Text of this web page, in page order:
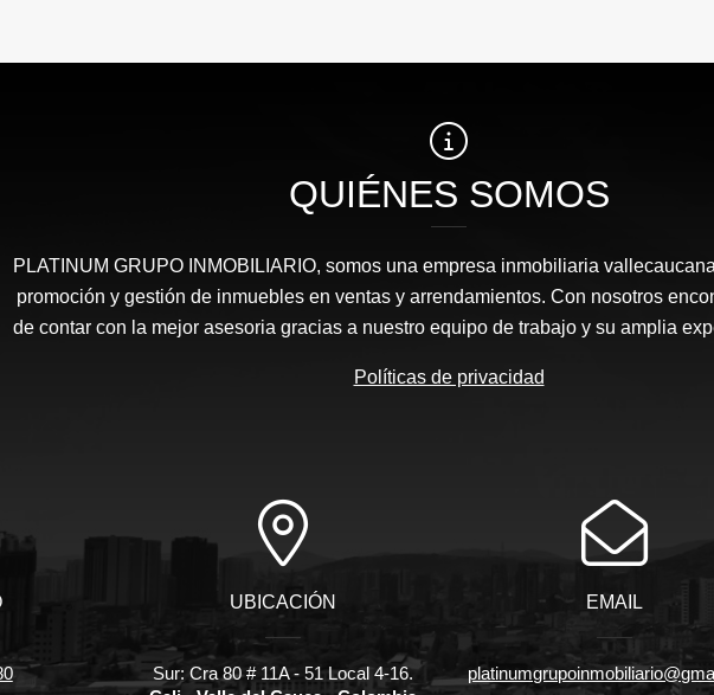
QUIÉNES SOMOS
PLATINUM GRUPO INMOBILIARIO, somos una empresa inmobiliaria
promoción y gestión de inmuebles en ventas y arrendamientos. Con nosotros
de contar con la mejor asesoria gracias a nuestro equipo de trabajo y su amplia
Políticas de privacidad
UBICACIÓN
Sur: Cra 80 # 11A - 51 Local 4-16.
EMAIL